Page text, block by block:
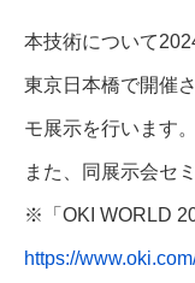
本技術について
東京日本橋で開催
モ展示を行います。
また、同展示会セ
※「OKI WORLD
https://